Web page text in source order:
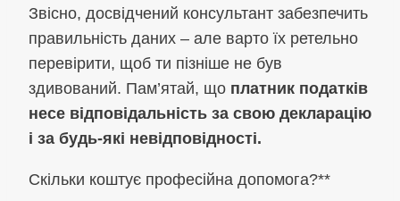
Звісно, досвідчений консультант забезпечить
правильність даних – але варто їх ретельно
перевірити, щоб ти пізніше не був
здивований. Пам’ятай, що платник податків
несе відповідальність за свою декларацію
і за будь-які невідповідності.
Скільки коштує професійна допомога?**